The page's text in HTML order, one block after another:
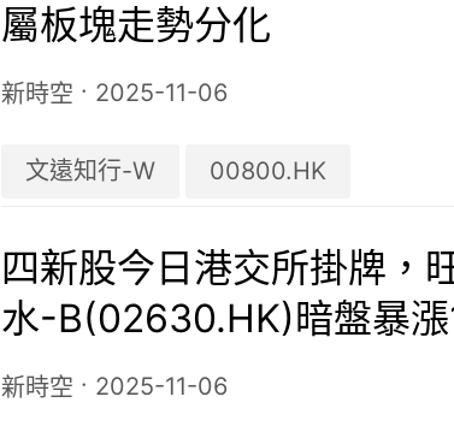
屬板塊走勢分化
新時空 · 2025-11-06
文遠知行-W 00800.HK
四新股今日港交所掛牌，
水-B(02630.HK)暗盤暴漲
領跑
新時空 · 2025-11-06